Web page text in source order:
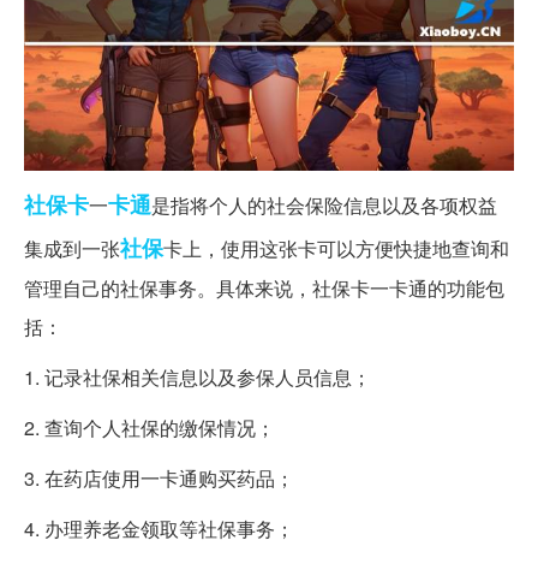
社保卡一卡通是指将个人的社会保险信息以及各项权益
集成到一张社保卡上，使用这张卡可以方便快捷地查询和
管理自己的社保事务。具体来说，社保卡一卡通的功能包
括：
1. 记录社保相关信息以及参保人员信息；
2. 查询个人社保的缴保情况；
3. 在药店使用一卡通购买药品；
4. 办理养老金领取等社保事务；